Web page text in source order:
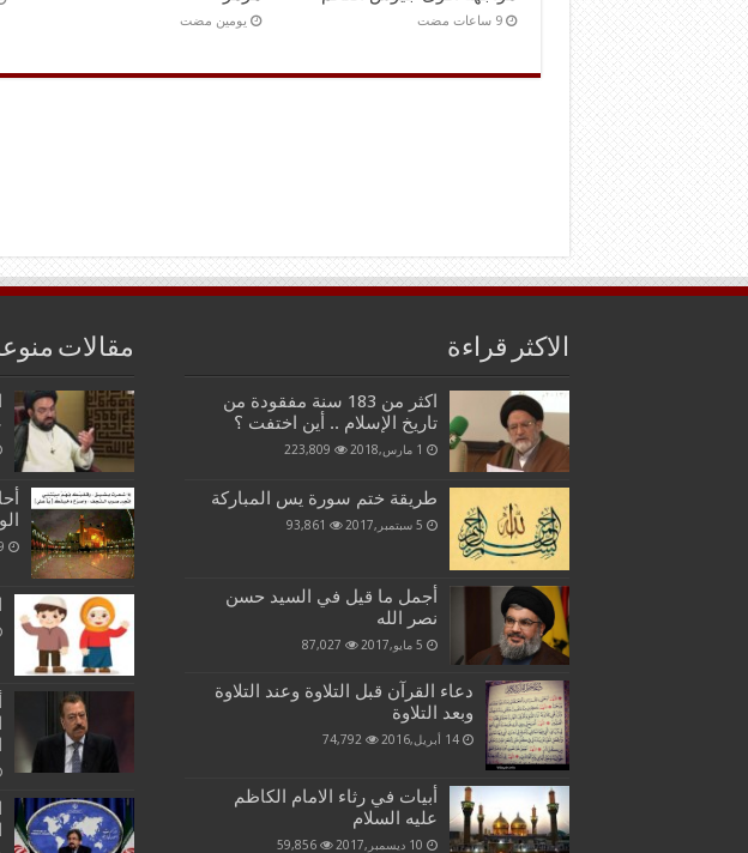
‏9 ساعات مضت ‏يومين مضت
الاكثر قراءة
اكثر من 183 سنة مفقودة من
تاريخ الإسلام .. أين اختفت ؟
1 مارس,2018 223,809
طريقة ختم سورة يس المباركة
5 سبتمبر,2017 93,861
أجمل ما قيل في السيد حسن
نصر الله
5 مايو,2017 87,027
دعاء القرآن قبل التلاوة وعند التلاوة
وبعد التلاوة
14 أبريل,2016 74,792
أبيات في رثاء الامام الكاظم
عليه السلام
10 ديسمبر,2017 59,856
مقالات
29